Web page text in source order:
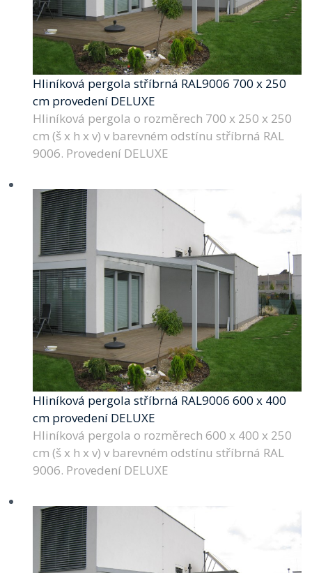
Hliníková pergola stříbrná RAL9006 700 x 250
cm provedení DELUXE
Hliníková pergola o rozměrech 700 x 250 x 250
cm (š x h x v) v barevném odstínu stříbrná RAL
9006. Provedení DELUXE
Hliníková pergola stříbrná RAL9006 600 x 400
cm provedení DELUXE
Hliníková pergola o rozměrech 600 x 400 x 250
cm (š x h x v) v barevném odstínu stříbrná RAL
9006. Provedení DELUXE